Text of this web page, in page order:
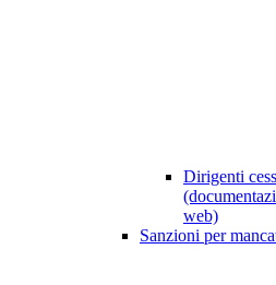
Dirigenti
web)
Sanzioni per